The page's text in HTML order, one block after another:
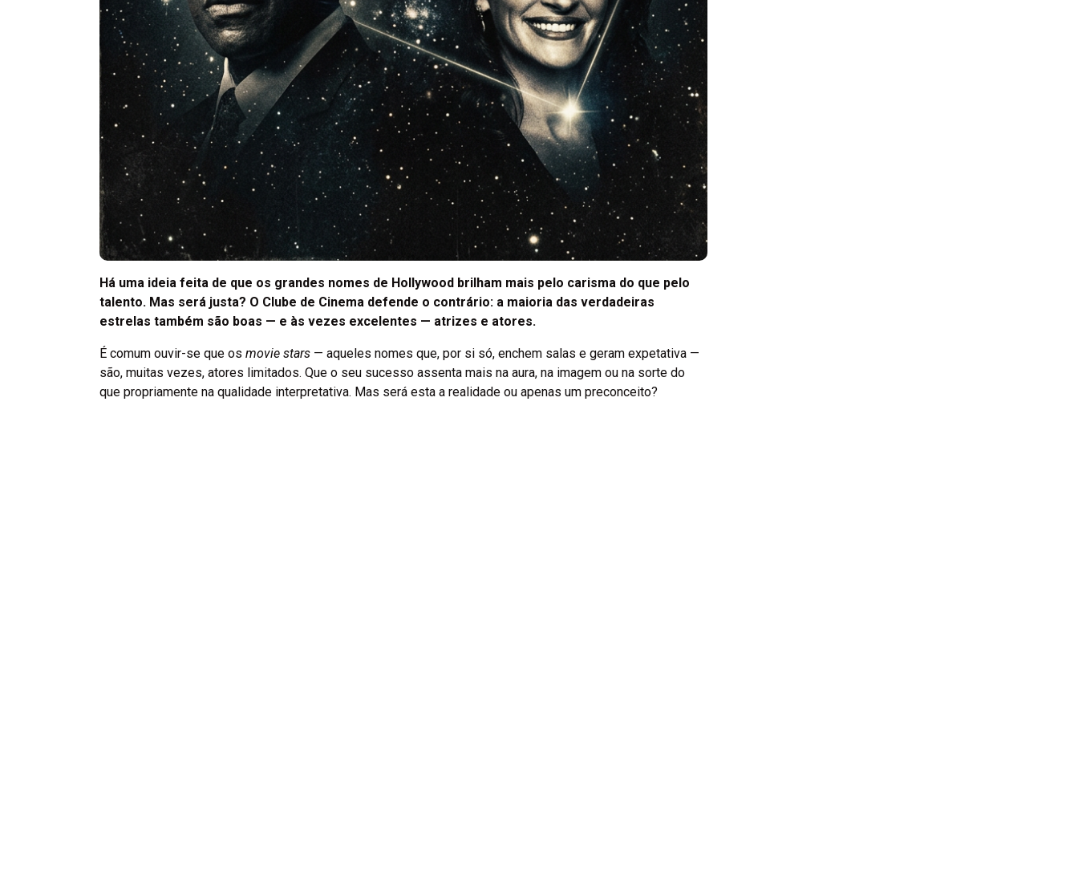
Há uma ideia feita de que os grandes nomes de Hollywood brilham mais pelo carisma do que pelo
talento. Mas será justa? O Clube de Cinema defende o contrário: a maioria das verdadeiras
estrelas também são boas — e às vezes excelentes — atrizes e atores.
É comum ouvir-se que os movie stars — aqueles nomes que, por si só, enchem salas e geram expetativa —
são, muitas vezes, atores limitados. Que o seu sucesso assenta mais na aura, na imagem ou na sorte do
que propriamente na qualidade interpretativa. Mas será esta a realidade ou apenas um preconceito?